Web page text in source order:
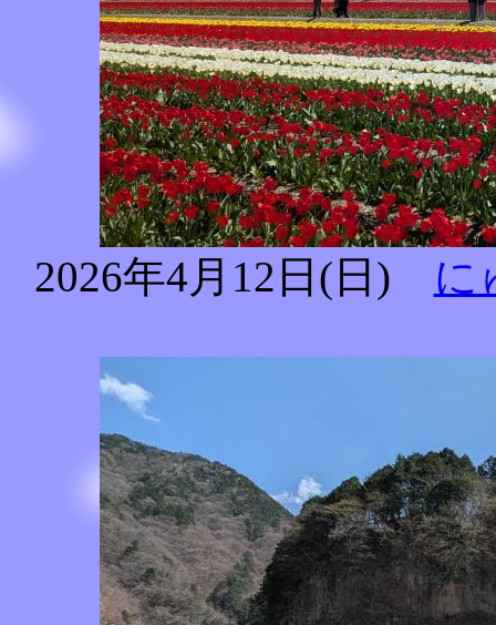
2026年4月12日(日) に